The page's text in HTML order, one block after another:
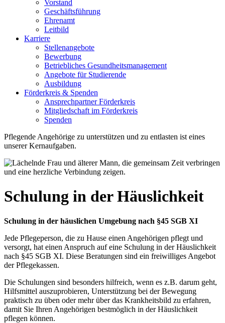
Vorstand
Geschäftsführung
Ehrenamt
Leitbild
Karriere
Stellenangebote
Bewerbung
Betriebliches Gesundheitsmanagement
Angebote für Studierende
Ausbildung
Förderkreis & Spenden
Ansprechpartner Förderkreis
Mitgliedschaft im Förderkreis
Spenden
Pflegende Angehörige zu unterstützen und zu entlasten ist eines
unserer Kernaufgaben.
Schulung in der Häuslichkeit
Schulung in der häuslichen Umgebung nach §45 SGB XI
Jede Pflegeperson, die zu Hause einen Angehörigen pflegt und
versorgt, hat einen Anspruch auf eine Schulung in der Häuslichkeit
nach §45 SGB XI. Diese Beratungen sind ein freiwilliges Angebot
der Pflegekassen.
Die Schulungen sind besonders hilfreich, wenn es z.B. darum geht,
Hilfsmittel auszuprobieren, Unterstützung bei der Bewegung
praktisch zu üben oder mehr über das Krankheitsbild zu erfahren,
damit Sie Ihren Angehörigen bestmöglich in der Häuslichkeit
pflegen können.